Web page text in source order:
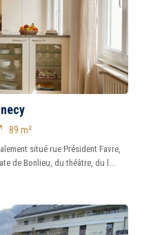
89 m²
situé rue Président Favre,
de Bonlieu, du théâtre, du l...